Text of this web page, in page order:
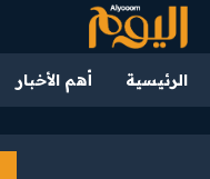
الرئيسية أهم الأخبار